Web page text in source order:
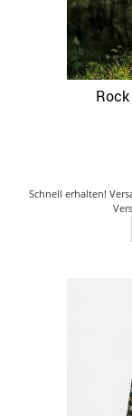
Schnell erhalten!